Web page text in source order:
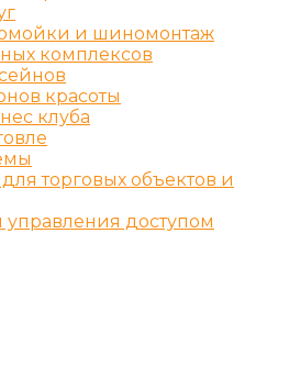
и шиномонтаж
комплексов
красоты
клуба
торговых объектов и
управления доступом